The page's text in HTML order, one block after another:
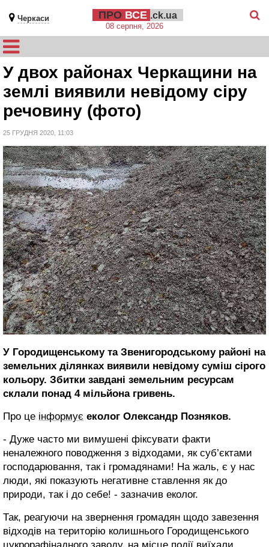
Черкаси ПРО ВСЕ .ck.ua
08 серпня, 2026
У двох районах Черкащини на
землі виявили невідому сіру
речовину (фото)
25 ГРУДНЯ 2020, 11:03
У Городищенському та Звенигородському районі на
земельних ділянках виявили невідому суміш сірого
кольору. Збитки завдані земельним ресурсам
склали понад 4 мільйона гривень.
Про це інформує еколог Олександр Позняков.
- Дуже часто ми вимушені фіксувати факти
неналежного поводження з відходами, як суб’єктами
господарювання, так і громадянами! На жаль, є у нас
люди, які показують негативне ставлення як до
природи, так і до себе! - зазначив еколог.
Так, реагуючи на звернення громадян щодо завезення
відходів на територію колишнього Городищенського